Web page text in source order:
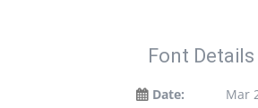
Font Details
Date:
Mar